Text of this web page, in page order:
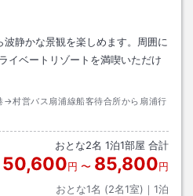
静かな景観を楽しめます。周囲に
イベートリゾートを満喫いただけ
→村営バス扇浦線船客待合所から扇浦行
おとな2名 1泊1部屋 合計
50,600円 〜 85,800円
おとな1名 (2名1室)｜ 1泊